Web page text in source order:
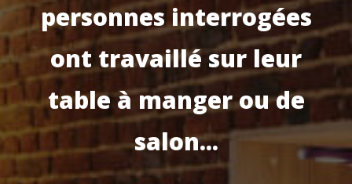
personnes interrogées
ont travaillé sur leur
table à manger ou de
salon...